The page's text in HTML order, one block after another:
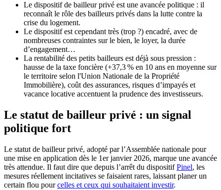
Le dispositif de bailleur privé est une avancée politique : il
reconnaît le rôle des bailleurs privés dans la lutte contre la
crise du logement.
Le dispositif est cependant très (trop ?) encadré, avec de
nombreuses contraintes sur le bien, le loyer, la durée
d’engagement…
La rentabilité des petits bailleurs est déjà sous pression :
hausse de la taxe foncière (+37,3 % en 10 ans en moyenne sur
le territoire selon l'Union Nationale de la Propriété
Immobilière), coût des assurances, risques d’impayés et
vacance locative accentuent la prudence des investisseurs.
Le statut de bailleur privé : un signal
politique fort
Le statut de bailleur privé, adopté par l’Assemblée nationale pour
une mise en application dès le 1er janvier 2026, marque une avancée
très attendue. Il faut dire que depuis l’arrêt du dispositifPinel, les
mesures réellement incitatives se faisaient rares, laissant planer un
certain flou pourcelles et ceux qui souhaitaient investir.